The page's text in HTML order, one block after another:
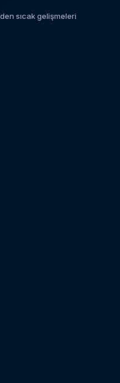
sıcak gelişmeleri